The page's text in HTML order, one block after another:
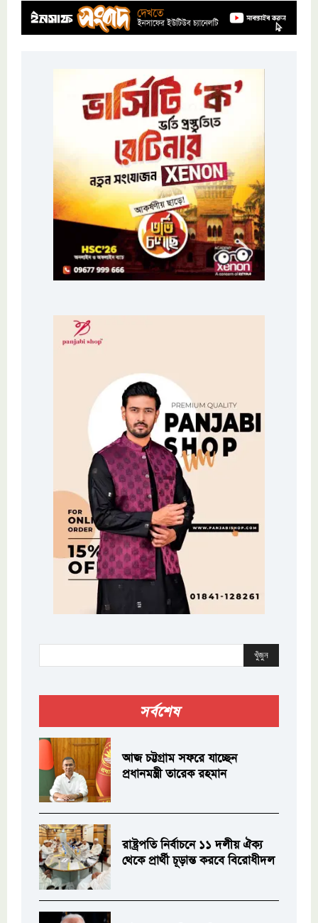
খুঁজুন
সর্বশেষ
আজ চট্টগ্রাম সফরে যাচ্ছেন
প্রধানমন্ত্রী তারেক রহমান
রাষ্ট্রপতি নির্বাচনে ১১ দলীয় ঐক্য
থেকে প্রার্থী চূড়ান্ত করবে বিরোধীদল